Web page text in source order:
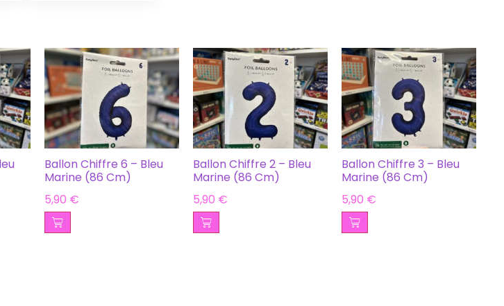
Ballon Chiffre 6 – Bleu
Marine (86 Cm)
5,90 €
Ballon Chiffre 2 – Bleu
Marine (86 Cm)
5,90 €
Ballon Chiffre 3 – Bleu
Marine (86 Cm)
5,90 €